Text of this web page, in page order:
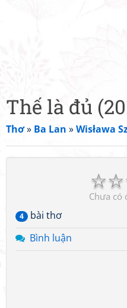
Thế là đủ
Thơ» Ba Lan »Wisława
☆
☆
Chưa có
4
bài thơ
Bình luận